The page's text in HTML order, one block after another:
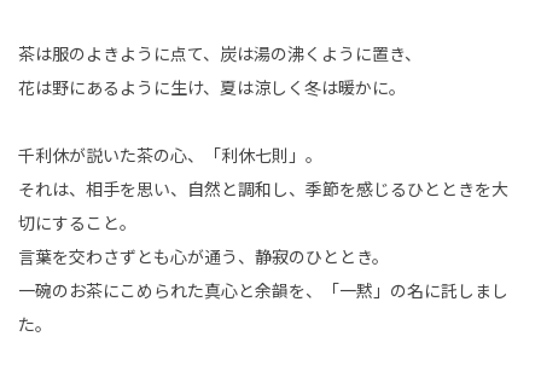
茶は服のよきように点て、炭は湯の沸くように置き、
花は野にあるように生け、夏は涼しく冬は暖かに。
千利休が説いた茶の心、「利休七則」。
それは、相手を思い、自然と調和し、季節を感じるひとときを大
切にすること。
言葉を交わさずとも心が通う、静寂のひととき。
一碗のお茶にこめられた真心と余韻を、「一黙」の名に託しまし
た。